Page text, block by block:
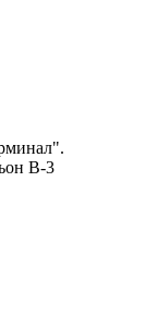
В-3